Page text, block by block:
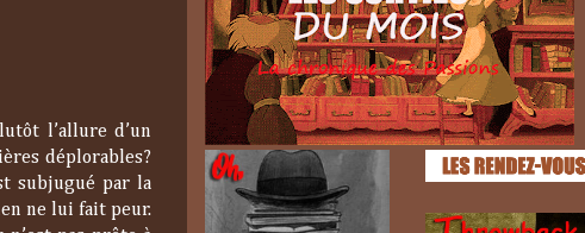
l’allure d’un
déplorables?
subjugué par la
ne lui fait peur.